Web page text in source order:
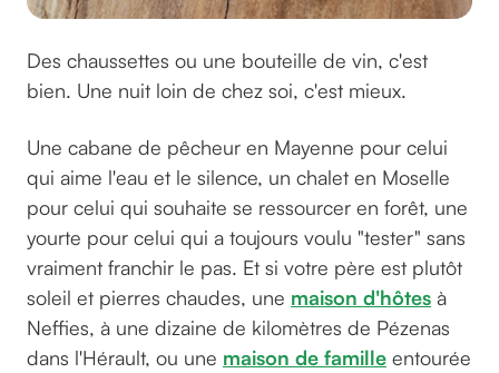
Des chaussettes ou une bouteille de vin, c'est
bien. Une nuit loin de chez soi, c'est mieux.
Une cabane de pêcheur en Mayenne pour celui
qui aime l'eau et le silence, un chalet en Moselle
pour celui qui souhaite se ressourcer en forêt, une
yourte pour celui qui a toujours voulu "tester" sans
vraiment franchir le pas. Et si votre père est plutôt
soleil et pierres chaudes, une maison d'hôtes à
Neffies, à une dizaine de kilomètres de Pézenas
dans l'Hérault, ou une maison de famille entourée